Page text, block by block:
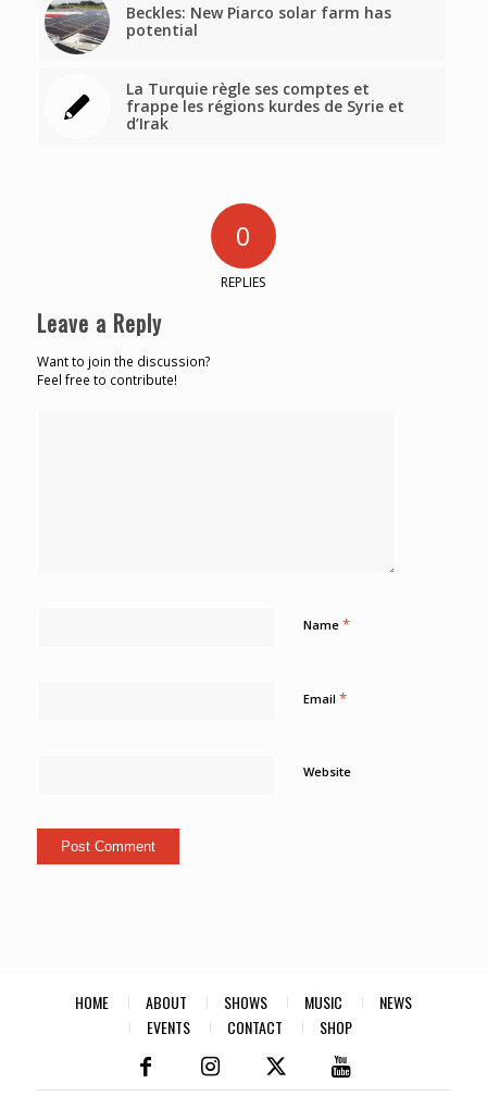
Beckles: New Piarco solar farm has
potential
La Turquie règle ses comptes et
frappe les régions kurdes de Syrie et
d’Irak
0
REPLIES
Leave a Reply
Want to join the discussion?
Feel free to contribute!
Name *
Email *
Website
HOME ABOUT SHOWS MUSIC
NEWS
EVENTS
CONTACT SHOP